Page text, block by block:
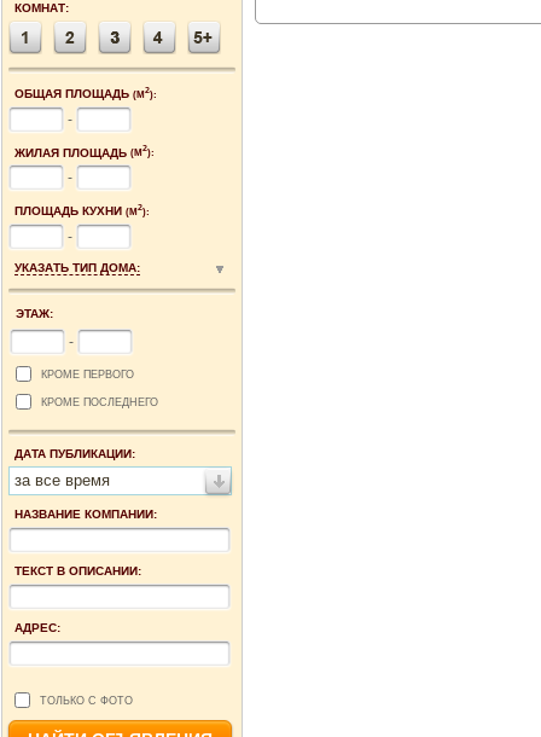
КОМНАТ:
ОБЩАЯ ПЛОЩАДЬ (М2):
-
ЖИЛАЯ ПЛОЩАДЬ (М2):
-
ПЛОЩАДЬ КУХНИ (М2):
-
УКАЗАТЬ ТИП ДОМА:
ЭТАЖ:
-
КРОМЕ ПЕРВОГО
КРОМЕ ПОСЛЕДНЕГО
ДАТА ПУБЛИКАЦИИ:
за все время
НАЗВАНИЕ КОМПАНИИ:
ТЕКСТ В ОПИСАНИИ:
АДРЕС:
ТОЛЬКО С ФОТО